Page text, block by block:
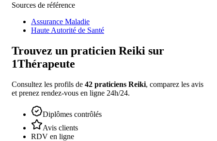
Sources de référence
Assurance Maladie
Haute Autorité de Santé
Trouvez un praticien Reiki sur
1Thérapeute
Consultez les profils de 42 praticiens Reiki, comparez les avis
et prenez rendez-vous en ligne 24h/24.
Diplômes contrôlés
Avis clients
RDV en ligne